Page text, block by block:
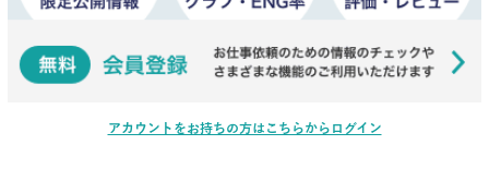
アカウントをお持ちの方はこちらからログイン